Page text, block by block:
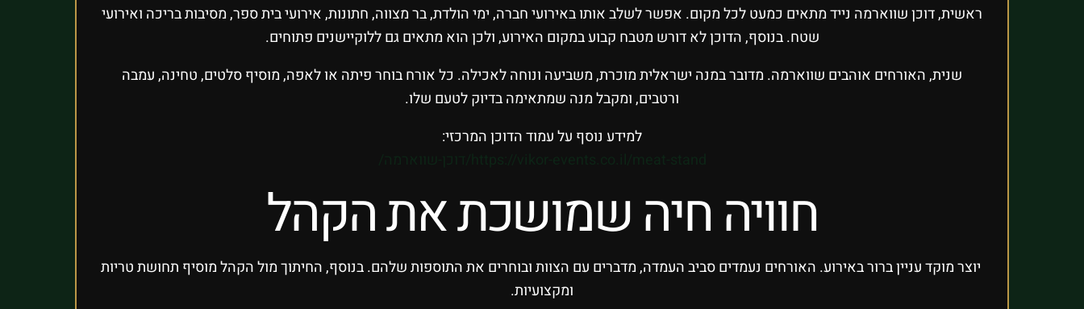
ראשית, דוכן שווארמה נייד מתאים כמעט לכל מקום. אפשר לשלב אותו באירועי חברה, ימי הולדת, בר מצווה, חתונות, אירועי בית ספר, מסיבות בריכה ואירועי
שטח. בנוסף, הדוכן לא דורש מטבח קבוע במקום האירוע, ולכן הוא מתאים גם ללוקיישנים פתוחים.
שנית, האורחים אוהבים שווארמה. מדובר במנה ישראלית מוכרת, משביעה ונוחה לאכילה. כל אורח בוחר פיתה או לאפה, מוסיף סלטים, טחינה, עמבה
ורטבים, ומקבל מנה שמתאימה בדיוק לטעם שלו.
למידע נוסף על עמוד הדוכן המרכזי:
חוויה חיה שמושכת את הקהל
יוצר מוקד עניין ברור באירוע. האורחים נעמדים סביב העמדה, מדברים עם הצוות ובוחרים את התוספות שלהם. בנוסף, החיתוך מול הקהל מוסיף תחושת טריות
ומקצועיות.